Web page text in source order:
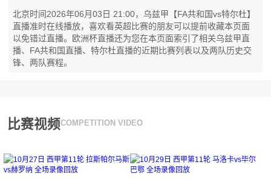
北京时间2026年06月03日 21:00，乌兹甲【FA共和国vs特尔杜】
直播准时在线播放，喜欢看英超比赛的朋友可以提前收藏本页面
以免错过直播。欧洲杯直播还为您在本页面索引了相关乌兹甲直
播、FA共和国直播、特尔杜直播的近期比赛列表以及两队历史交
锋、两队赛程。
比赛视频COMPETITION VIDEO